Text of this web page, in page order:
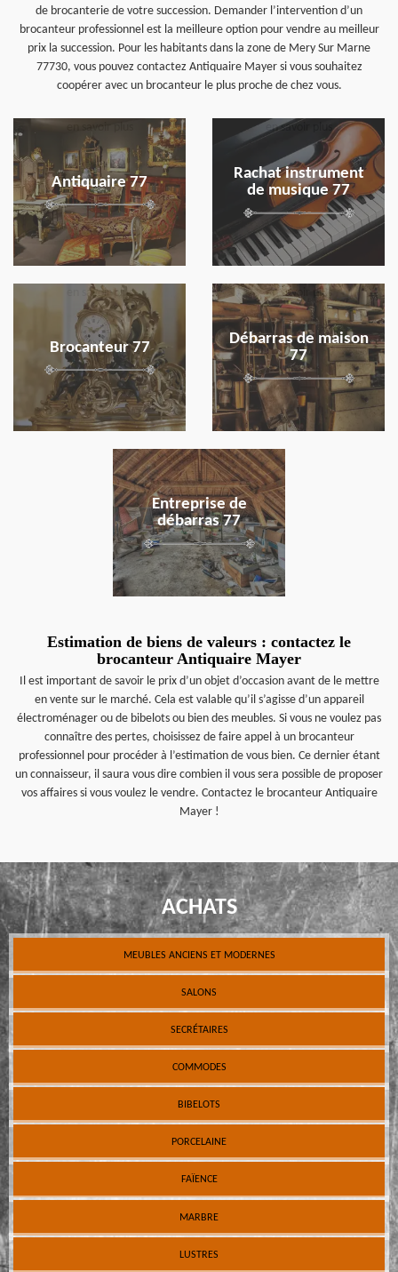
de brocanterie de votre succession. Demander l’intervention d’un
brocanteur professionnel est la meilleure option pour vendre au meilleur
prix la succession. Pour les habitants dans la zone de Mery Sur Marne
77730, vous pouvez contactez Antiquaire Mayer si vous souhaitez
coopérer avec un brocanteur le plus proche de chez vous.
Antiquaire 77
en savoir plus
Rachat instrument
de musique 77
en savoir plus
Brocanteur 77
en savoir plus
Débarras de maison
77
en savoir plus
Entreprise de
débarras 77
en savoir plus
Estimation de biens de valeurs : contactez le
brocanteur Antiquaire Mayer
Il est important de savoir le prix d’un objet d’occasion avant de le mettre
en vente sur le marché. Cela est valable qu’il s’agisse d’un appareil
électroménager ou de bibelots ou bien des meubles. Si vous ne voulez pas
connaître des pertes, choisissez de faire appel à un brocanteur
professionnel pour procéder à l’estimation de vous bien. Ce dernier étant
un connaisseur, il saura vous dire combien il vous sera possible de proposer
vos affaires si vous voulez le vendre. Contactez le brocanteur Antiquaire
Mayer !
ACHATS
MEUBLES ANCIENS ET MODERNES
SALONS
SECRÉTAIRES
COMMODES
BIBELOTS
PORCELAINE
FAÏENCE
MARBRE
LUSTRES